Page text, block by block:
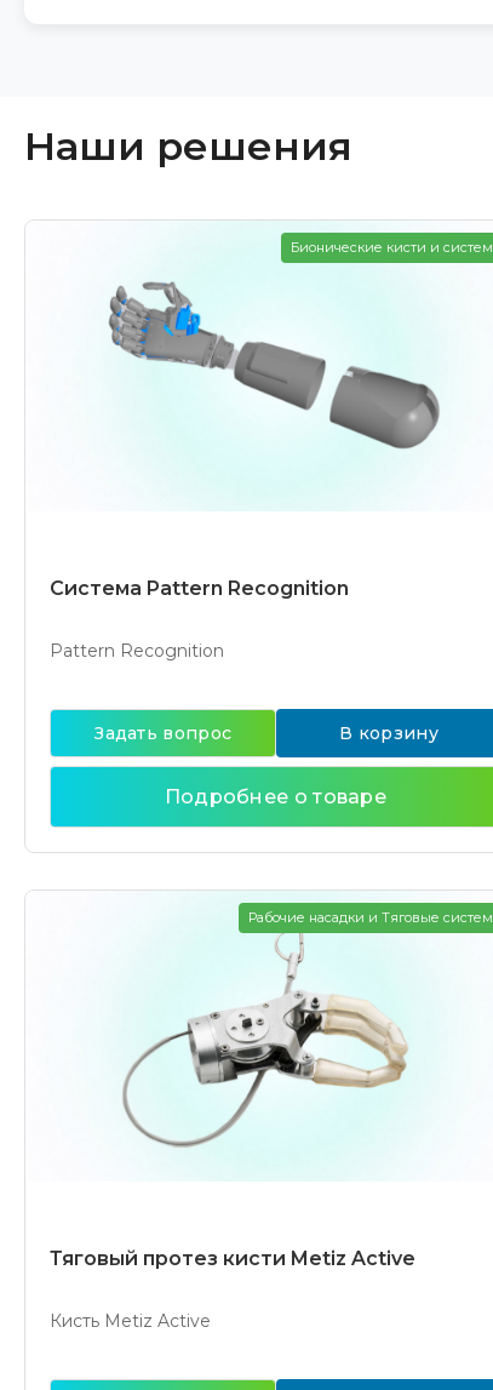
Наши решения
Система Pattern Recognition
Pattern Recognition
Бионические кисти и
Задать вопрос В корзину
Подробнее о товаре
Тяговый протез кисти Metiz Active
Кисть Metiz Active
Рабочие насадки и Тяговые